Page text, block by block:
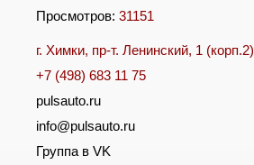
Просмотров: 31151
г. Химки, пр-т. Ленинский, 1 (корп.2)
+7 (498) 683 11 75
pulsauto.ru
info@pulsauto.ru
Группа в VK